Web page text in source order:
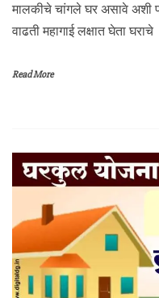
मालकीचे चांगले घर असावे अशी
वाढती महागाई लक्षात घेता घराचे
Read More